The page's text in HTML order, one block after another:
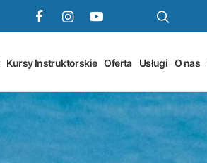
Kursy Instruktorskie Oferta Usługi O nas